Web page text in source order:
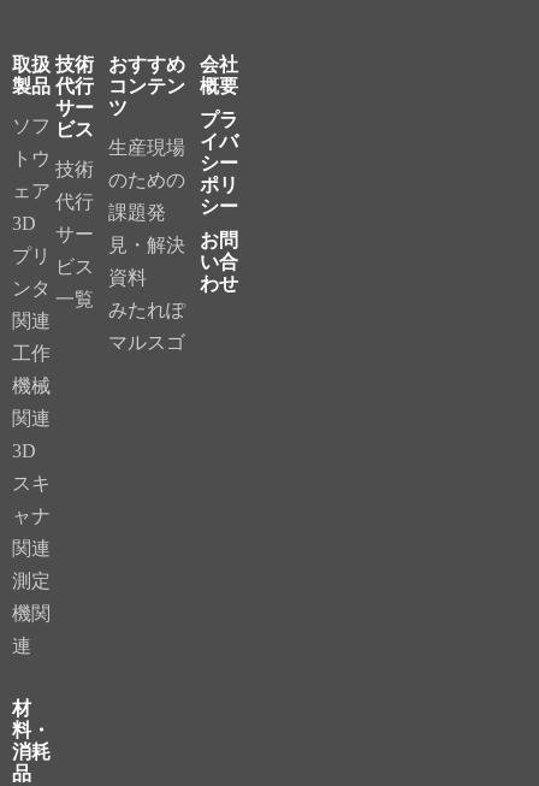
取扱
製品
ソフ
トウ
ェア
3D
プリ
ンタ
関連
工作
機械
関連
3D
スキ
ャナ
関連
測定
機関
連
材
料・
消耗
品
技術
代行
サー
ビス
技術
代行
サー
ビス
一覧
おすすめ
コンテン
ツ
生産現場
のための
課題発
見・解決
資料
みたれぽ
マルスゴ
会社
概要
プラ
イバ
シー
ポリ
シー
お問
い合
わせ